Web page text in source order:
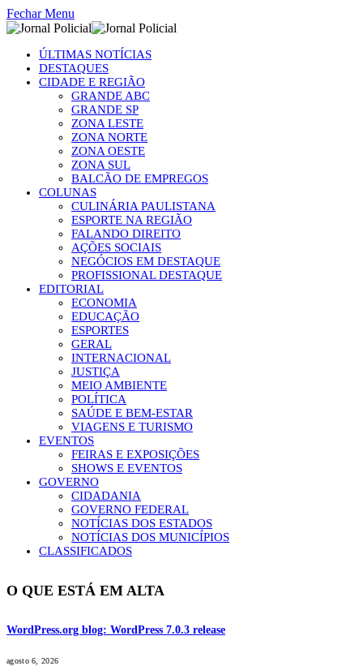
Fechar Menu
ÚLTIMAS NOTÍCIAS
DESTAQUES
CIDADE E REGIÃO
GRANDE ABC
GRANDE SP
ZONA LESTE
ZONA NORTE
ZONA OESTE
ZONA SUL
BALCÃO DE EMPREGOS
COLUNAS
CULINÁRIA PAULISTANA
ESPORTE NA REGIÃO
FALANDO DIREITO
AÇÕES SOCIAIS
NEGÓCIOS EM DESTAQUE
PROFISSIONAL DESTAQUE
EDITORIAL
ECONOMIA
EDUCAÇÃO
ESPORTES
GERAL
INTERNACIONAL
JUSTIÇA
MEIO AMBIENTE
POLÍTICA
SAÚDE E BEM-ESTAR
VIAGENS E TURISMO
EVENTOS
FEIRAS E EXPOSIÇÕES
SHOWS E EVENTOS
GOVERNO
CIDADANIA
GOVERNO FEDERAL
NOTÍCIAS DOS ESTADOS
NOTÍCIAS DOS MUNICÍPIOS
CLASSIFICADOS
O QUE ESTÁ EM ALTA
WordPress.org blog: WordPress 7.0.3 release
agosto 6, 2026